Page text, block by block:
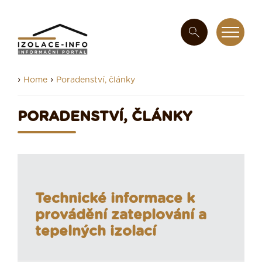
› Home › Poradenství, články
PORADENSTVÍ, ČLÁNKY
Technické informace k
provádění zateplování a
tepelných izolací